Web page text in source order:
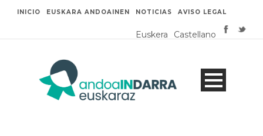
INICIO EUSKARA ANDOAINEN NOTICIAS AVISO LEGAL
Euskera Castellano